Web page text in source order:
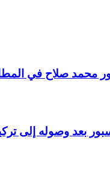
محمد صلاح في
بعد وصوله إلى